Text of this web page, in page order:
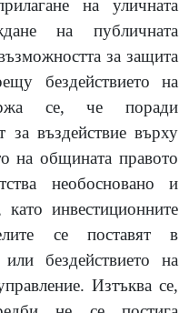
на уличната
на публичната
за защита
бездействието на
се, че поради
за въздействие върху
на общината правото
необосновано и
инвестиционните
се поставят в
бездействието на
Изтъква се,